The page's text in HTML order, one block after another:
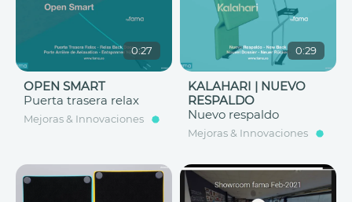
0:27
OPEN SMART
Puerta trasera relax
Mejoras & Innovaciones
0:29
KALAHARI | NUEVO
RESPALDO
Nuevo respaldo
Mejoras & Innovaciones